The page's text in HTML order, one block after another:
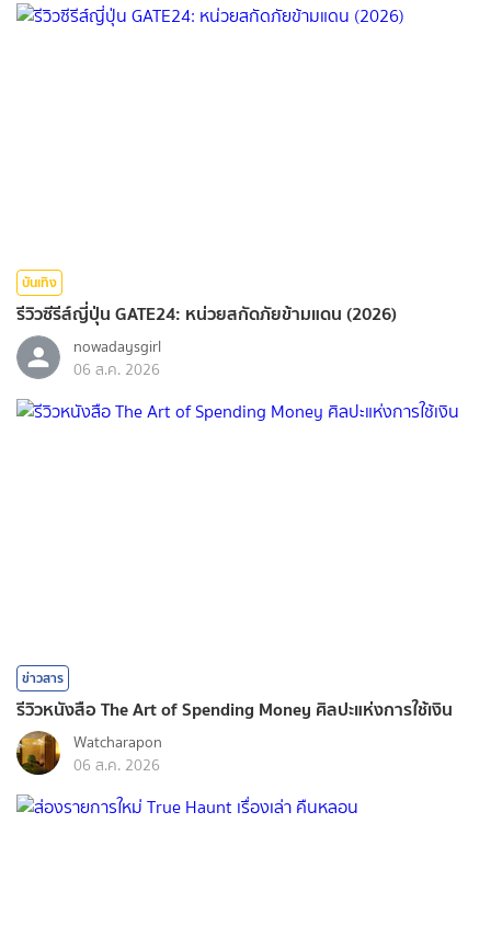
บันเทิง
รีวิวซีรีส์ญี่ปุ่น GATE24: หน่วยสกัดภัยข้ามแดน (2026)
nowadaysgirl
06 ส.ค. 2026
ข่าวสาร
รีวิวหนังสือ The Art of Spending Money ศิลปะแห่งการใช้เงิน
Watcharapon
06 ส.ค. 2026